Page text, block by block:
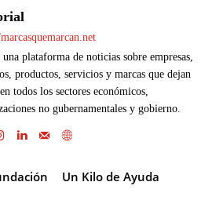
una plataforma de noticias sobre empresas,
productos, servicios y marcas que dejan
todos los sectores económicos,
no gubernamentales y gobierno.
Un Kilo de Ayuda